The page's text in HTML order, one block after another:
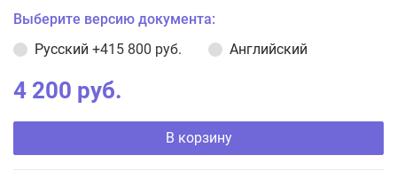
Выберите версию документа:
Русский +415 800 руб. Английский
4 200 руб.
В корзину